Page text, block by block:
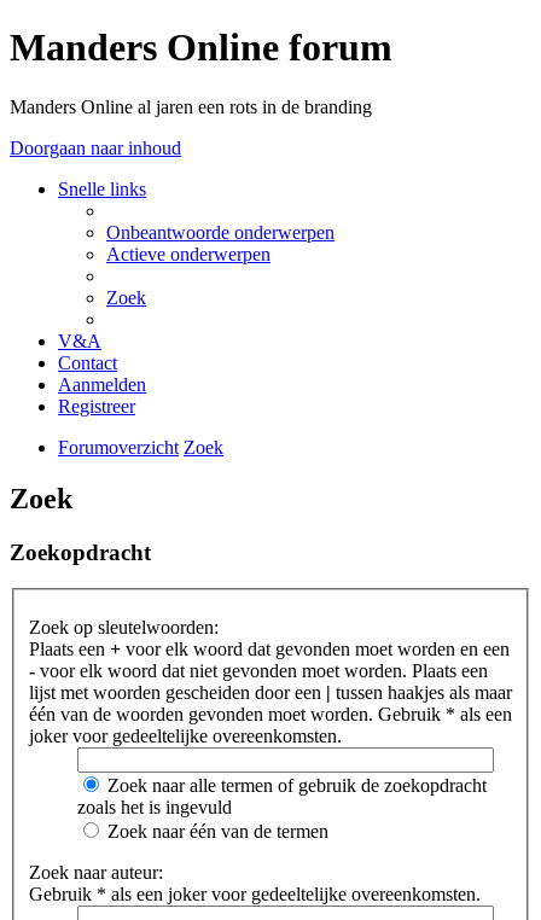
Manders Online forum
Manders Online al jaren een rots in de branding
Doorgaan naar inhoud
Snelle links
Onbeantwoorde onderwerpen
Actieve onderwerpen
Zoek
V&A
Contact
Aanmelden
Registreer
Forumoverzicht Zoek
Zoek
Zoekopdracht
Zoek op sleutelwoorden:
Plaats een + voor elk woord dat gevonden moet worden en een
- voor elk woord dat niet gevonden moet worden. Plaats een
lijst met woorden gescheiden door een | tussen haakjes als maar
één van de woorden gevonden moet worden. Gebruik * als een
joker voor gedeeltelijke overeenkomsten.
Zoek naar alle termen of gebruik de zoekopdracht
zoals het is ingevuld
Zoek naar één van de termen
Zoek naar auteur:
Gebruik * als een joker voor gedeeltelijke overeenkomsten.